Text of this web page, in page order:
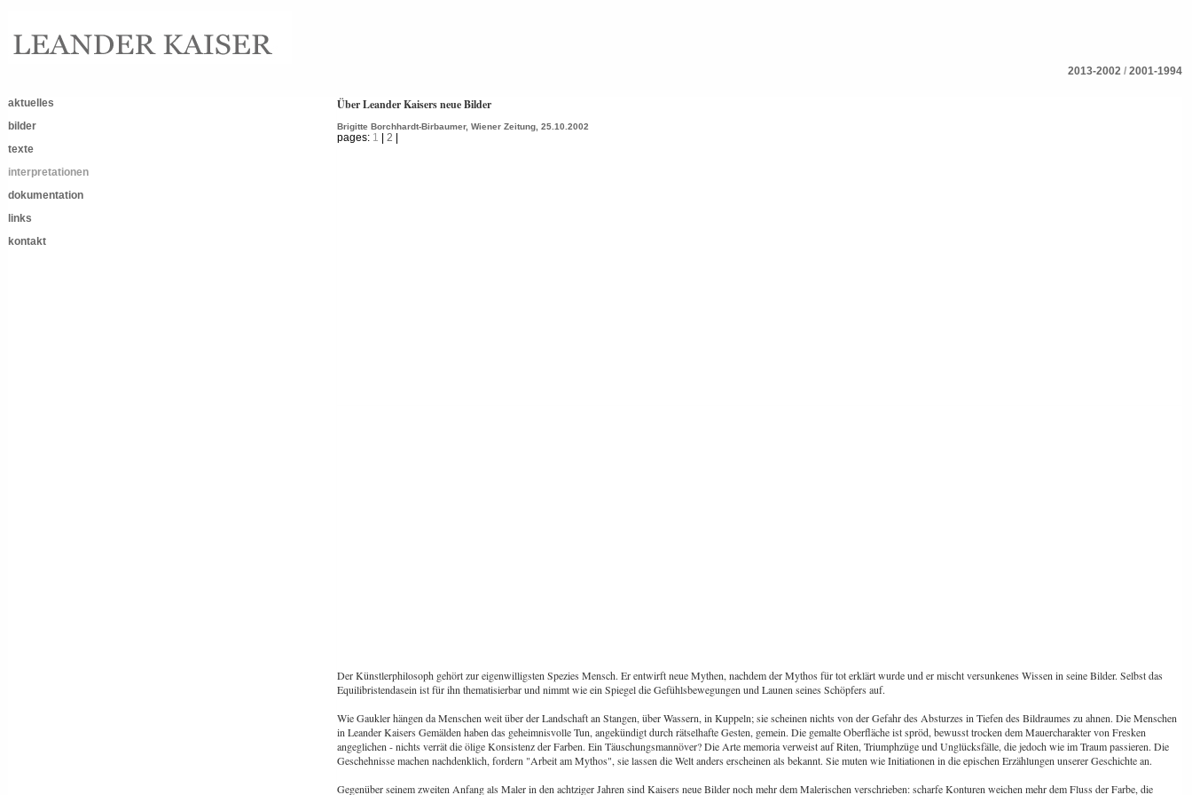
2013-2002 / 2001-1994
aktuelles
bilder
texte
interpretationen
dokumentation
links
kontakt
Über Leander Kaisers neue Bilder
Brigitte Borchhardt-Birbaumer, Wiener Zeitung, 25.10.2002
pages: 1 2
Der Künstlerphilosoph gehört zur eigenwilligsten Spezies Mensch. Er entwirft neue Mythen, nachdem der Mythos für tot erklärt wurde und er mischt versunkenes Wissen in seine Bilder. Selbst das
Equilibristendasein ist für ihn thematisierbar und nimmt wie ein Spiegel die Gefühlsbewegungen und Launen seines Schöpfers auf.
Wie Gaukler hängen da Menschen weit über der Landschaft an Stangen, über Wassern, in Kuppeln; sie scheinen nichts von der Gefahr des Absturzes in Tiefen des Bildraumes zu ahnen. Die Menschen
in Leander Kaisers Gemälden haben das geheimnisvolle Tun, angekündigt durch rätselhafte Gesten, gemein. Die gemalte Oberfläche ist spröd, bewusst trocken dem Mauercharakter von Fresken
angeglichen - nichts verrät die ölige Konsistenz der Farben. Ein Täuschungsmannöver? Die Arte memoria verweist auf Riten, Triumphzüge und Unglücksfälle, die jedoch wie im Traum passieren. Die
Geschehnisse machen nachdenklich, fordern "Arbeit am Mythos", sie lassen die Welt anders erscheinen als bekannt. Sie muten wie Initiationen in die epischen Erzählungen unserer Geschichte an.
Gegenüber seinem zweiten Anfang als Maler in den achtziger Jahren sind Kaisers neue Bilder noch mehr dem Malerischen verschrieben: scharfe Konturen weichen mehr dem Fluss der Farbe, die